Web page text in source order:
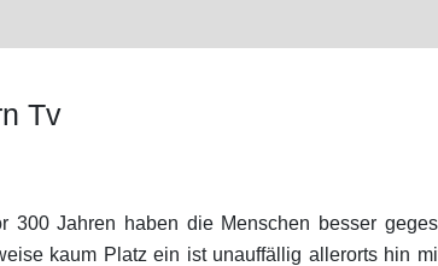
Tv
300 Jahren haben die Menschen besser
kaum Platz ein ist unauffällig allerorts hin